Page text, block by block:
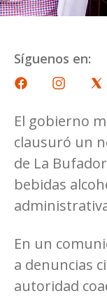
Síguenos en:
El gobierno
clausuró un
de La
bebidas
En un
a denuncias
autoridad